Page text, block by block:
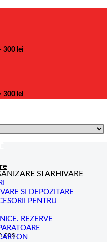
300 lei
300 lei
coș.
SI ARHIVARE
SI DEPOZITARE
PENTRU
REZERVE